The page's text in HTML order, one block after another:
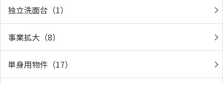
独立洗面台（1）
事業拡大（8）
単身用物件（17）